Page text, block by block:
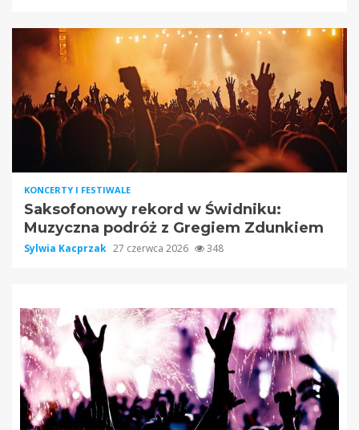
KONCERTY I FESTIWALE
Saksofonowy rekord w Świdniku:
Muzyczna podróż z Gregiem Zdunkiem
Sylwia Kacprzak 27 czerwca 2026 348